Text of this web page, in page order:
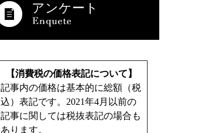
アンケート
【消費税の価格表記について】
記事内の価格は基本的に総額（税
込）表記です。2021年4月以前の
記事に関しては税抜表記の場合も
あります。